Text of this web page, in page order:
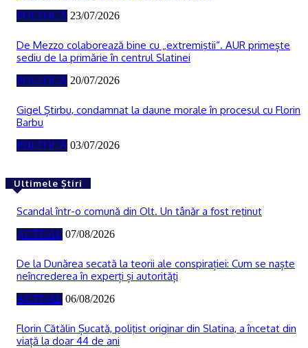
POLITICĂ 23/07/2026
De Mezzo colaborează bine cu „extremiştii“. AUR primește
sediu de la primărie în centrul Slatinei
POLITICĂ 20/07/2026
Gigel Știrbu, condamnat la daune morale în procesul cu Florin
Barbu
POLITICĂ 03/07/2026
Ultimele Știri
Scandal într-o comună din Olt. Un tânăr a fost reţinut
ACTUAL 07/08/2026
De la Dunărea secată la teorii ale conspirației: Cum se naște
neîncrederea în experți și autorități
ACTUAL 06/08/2026
Florin Cătălin Șucată, poliţist originar din Slatina, a încetat din
viață la doar 44 de ani